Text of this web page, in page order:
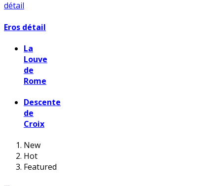
Eros détail
La
Louve
de
Rome
Descente
de
Croix
New
Hot
Featured